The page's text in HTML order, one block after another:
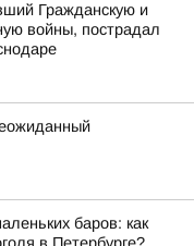
Гражданскую и
войны, пострадал
баров: как